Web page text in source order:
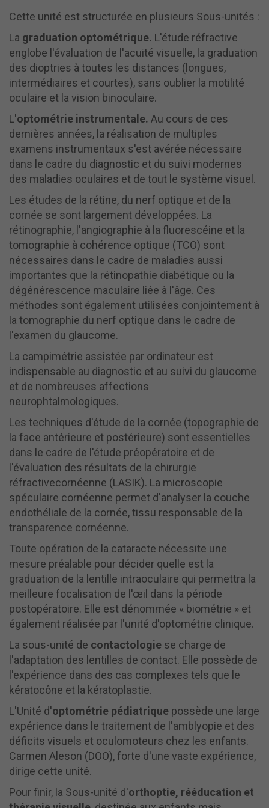
Cette unité est structurée en plusieurs Sous-unités :
La graduation optométrique. L'étude réfractive
englobe l'évaluation de l'acuité visuelle, la graduation
des dioptries à toutes les distances (longues,
intermédiaires et courtes), sans oublier la motilité
oculaire et la vision binoculaire.
L'optométrie instrumentale. Au cours de ces
dernières années, la réalisation de multiples
examens instrumentaux s'est avérée nécessaire
dans le cadre du diagnostic et du suivi modernes
des maladies oculaires et de tout le système visuel.
Les études de la rétine, du nerf optique et de la
cornée se sont largement développées. La
rétinographie, l'angiographie à la fluorescéine et la
tomographie à cohérence optique (TCO) sont
nécessaires dans le cadre de maladies aussi
importantes que la rétinopathie diabétique ou la
dégénérescence maculaire liée à l'âge. Ces
méthodes sont également utilisées conjointement à
la tomographie du nerf optique dans le cadre de
l'examen du glaucome.
La campimétrie assistée par ordinateur est
indispensable au diagnostic et au suivi du glaucome
et de nombreuses affections
neurophtalmologiques.
Les techniques d'étude de la cornée (topographie de
la face antérieure et postérieure) sont essentielles
dans le cadre de l'étude préopératoire et de
l'évaluation des résultats de la chirurgie
réfractivecornéenne (LASIK). La microscopie
spéculaire cornéenne permet d'analyser la couche
endothéliale de la cornée, tissu responsable de la
transparence cornéenne.
Toute opération de la cataracte nécessite une
mesure préalable pour décider quelle est la
graduation de la lentille intraoculaire qui permettra la
meilleure focalisation de l'œil dans la période
postopératoire. Elle est dénommée « biométrie » et
également réalisée par l'unité d'optométrie clinique.
La sous-unité de contactologie se charge de
l'adaptation des lentilles de contact. Elle possède de
l'expérience dans des cas complexes tels que le
kératocône et la kératoplastie.
L'Unité d'optométrie pédiatrique possède une large
expérience dans le traitement de l'amblyopie et des
déficits visuels et oculomoteurs chez les enfants.
Carmen Aleson (DOO), forte d'une vaste expérience,
dirige cette unité.
Pour finir, la Sous-unité d'orthoptie, rééducation et